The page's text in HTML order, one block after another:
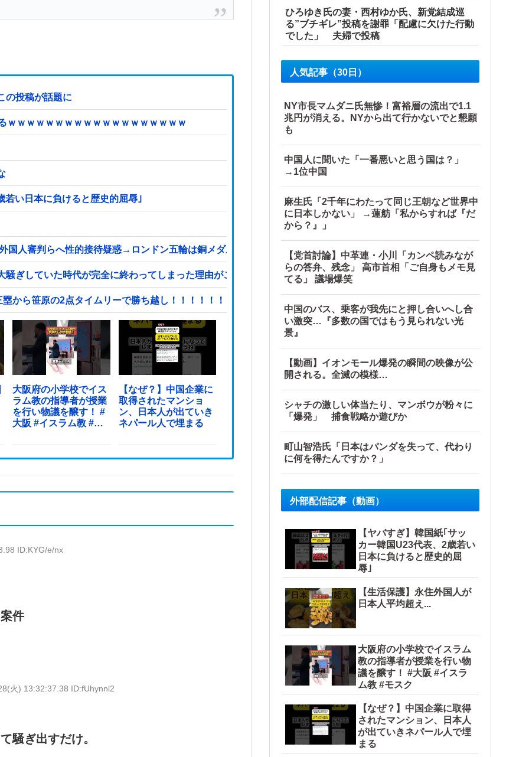
の投稿が話題に
ｗｗｗｗｗｗｗｗｗｗｗｗｗｗｗｗｗｗｗ
い日本に負けると歴史的屈辱｣
国人審判らへ性的接待疑惑→ロンドン五輪は銅メダルはく奪の可能性「審判の国籍は日本、UAE、イラン」
ぎしていた時代が完全に終わってしまった理由がこちら…（ブルブル」＝韓国の反応
から笹原の2点タイムリーで勝ち越し！！！！！！！！！！！！！他
大阪府の小学校でイス
ラム教の指導者が授業
を行い物議を醸す！ #
大阪 #イスラム教 #モ
【なぜ？】中国企業に
取得されたマンショ
ン、日本人が出ていき
ネパール人で埋まる
ID:KYG/e/nx
件
火) 13:32:37.38 ID:fUhynnl2
騒ぎ出すだけ。
ひろゆき氏の妻・西村ゆか氏、新党結成巡
る”ブチギレ”投稿を謝罪「配慮に欠けた行動
でした」 夫婦で投稿
人気記事（30日）
NY市長マムダニ氏無惨！富裕層の流出で1.1
兆円が消える。NYから出て行かないでと懇願
も
中国人に聞いた「一番悪いと思う国は？」
→1位中国
麻生氏「2千年にわたって同じ王朝など世界中
に日本しかない」 →蓮舫「私からすれば『だ
から？』」
【党首討論】中革連・小川「カンペ読みなが
らの答弁、残念」 高市首相「ご自身もメモ見
てる」 議場爆笑
中国のバス、乗客が我先にと押し合いへし合
い激突…『多数の国ではもう見られない光
景』
【動画】イオンモール爆発の瞬間の映像が公
開される。全滅の模様…
シャチの激しい体当たり、マンボウが粉々に
「爆発」 捕食戦略か遊びか
町山智浩氏「日本はパンダを失って、代わり
に何を得たんですか？」
外部配信記事（動画）
【ヤバすぎ】韓国紙｢サッ
カー韓国U23代表、2歳若い
日本に負けると歴史的屈
辱｣
【生活保護】永住外国人が
日本人平均超え...
大阪府の小学校でイスラム
教の指導者が授業を行い物
議を醸す！ #大阪 #イスラ
ム教 #モスク
【なぜ？】中国企業に取得
されたマンション、日本人
が出ていきネパール人で埋
まる